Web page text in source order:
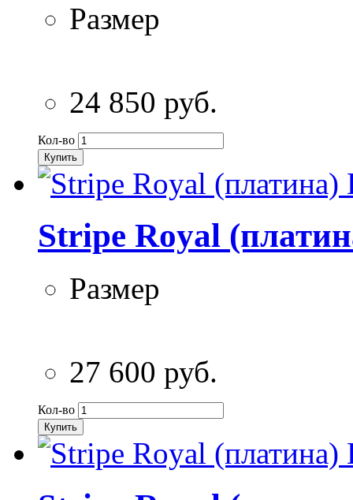
Размер
24 850 руб.
Кол-во
Купить
Stripe Royal
Размер
27 600 руб.
Кол-во
Купить